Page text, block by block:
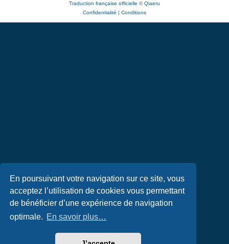
En poursuivant votre navigation sur ce site, vous
acceptez l’utilisation de cookies vous permettant
de bénéficier d’une expérience de navigation
optimale. En savoir plus…
Traduction française officielle ©Qiaeru
Confidentialité
Conditions